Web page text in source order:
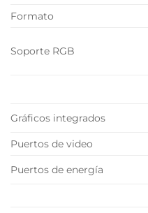
Formato
Soporte RGB
Gráficos integrados
Puertos de video
Puertos de energía